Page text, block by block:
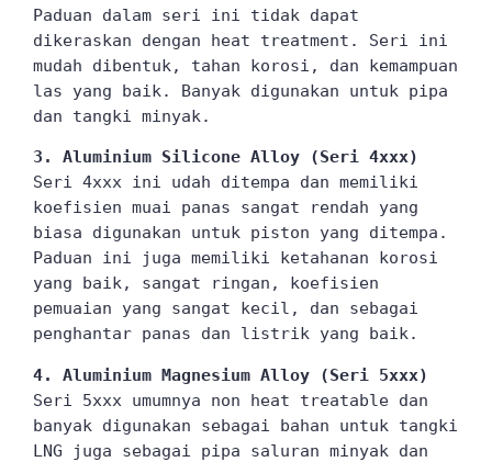
Paduan dalam seri ini tidak dapat
dikeraskan dengan heat treatment. Seri ini
mudah dibentuk, tahan korosi, dan kemampuan
las yang baik. Banyak digunakan untuk pipa
dan tangki minyak.
3. Aluminium Silicone Alloy (Seri 4xxx)
Seri 4xxx ini udah ditempa dan memiliki
koefisien muai panas sangat rendah yang
biasa digunakan untuk piston yang ditempa.
Paduan ini juga memiliki ketahanan korosi
yang baik, sangat ringan, koefisien
pemuaian yang sangat kecil, dan sebagai
penghantar panas dan listrik yang baik.
4. Aluminium Magnesium Alloy (Seri 5xxx)
Seri 5xxx umumnya non heat treatable dan
banyak digunakan sebagai bahan untuk tangki
LNG juga sebagai pipa saluran minyak dan